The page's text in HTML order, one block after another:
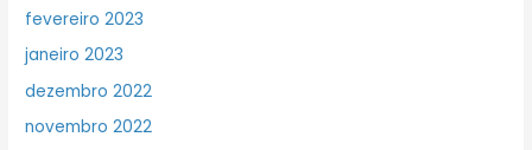
fevereiro 2023
janeiro 2023
dezembro 2022
novembro 2022